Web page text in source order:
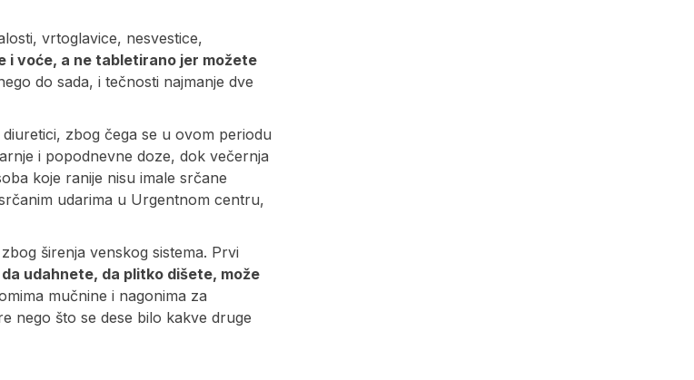
vrtoglavice, nesvestice,
i voće, a ne tabletirano jer možete
do sada, i tečnosti najmanje dve
zbog čega se u ovom periodu
i popodnevne doze, dok večernja
koje ranije nisu imale srčane
udarima u Urgentnom centru,
širenja venskog sistema. Prvi
udahnete, da plitko dišete, može
mučnine i nagonima za
nego što se dese bilo kakve druge